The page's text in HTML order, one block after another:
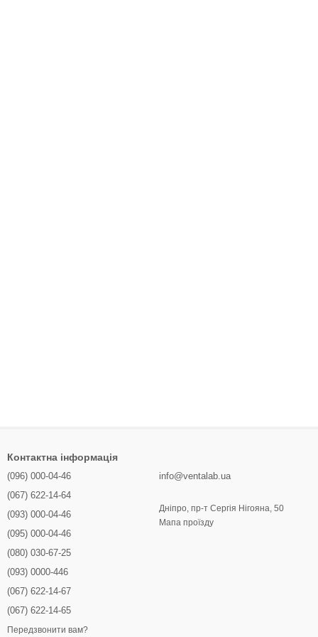
Контактна інформація
(096) 000-04-46
(067) 622-14-64
(093) 000-04-46
(095) 000-04-46
(080) 030-67-25
(093) 0000-446
(067) 622-14-67
(067) 622-14-65
Передзвонити вам?
info@ventalab.ua
Дніпро, пр-т Сергія Нігояна, 50
Мапа проїзду